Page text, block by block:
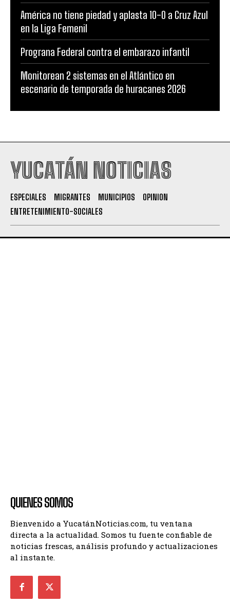
América no tiene piedad y aplasta 10-0 a Cruz Azul
en la Liga Femenil
Prograna Federal contra el embarazo infantil
Monitorean 2 sistemas en el Atlántico en
escenario de temporada de huracanes 2026
YUCATÁN NOTICIAS
ESPECIALES MIGRANTES MUNICIPIOS
OPINION
ENTRETENIMIENTO-SOCIALES
QUIENES SOMOS
Bienvenido a YucatánNoticias.com, tu ventana
directa a la actualidad. Somos tu fuente confiable de
noticias frescas, análisis profundo y actualizaciones
al instante.